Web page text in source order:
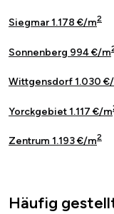
Siegmar 1.178 €/m2
Sonnenberg 994 €/m
Wittgensdorf 1.030
Yorckgebiet 1.117 €/m
Zentrum 1.193 €/m2
Häufig